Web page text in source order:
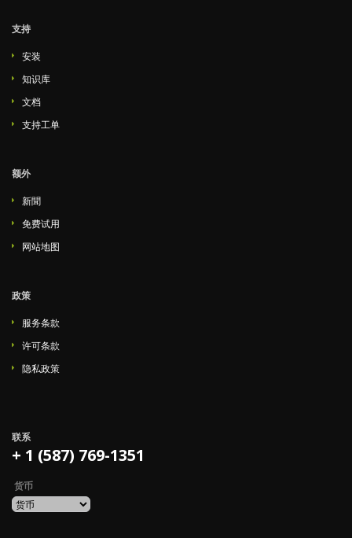
支持
安装
知识库
文档
支持工单
额外
新聞
免费试用
网站地图
政策
服务条款
许可条款
隐私政策
联系
+ 1 (587) 769-1351
货币